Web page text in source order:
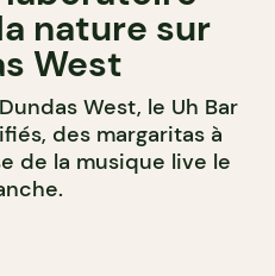
nature sur
West
West, le Uh Bar
des margaritas à
de la musique live le